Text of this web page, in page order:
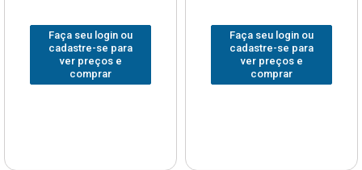
Faça seu login ou
cadastre-se para
ver preços e
comprar
Faça seu login ou
cadastre-se para
ver preços e
comprar